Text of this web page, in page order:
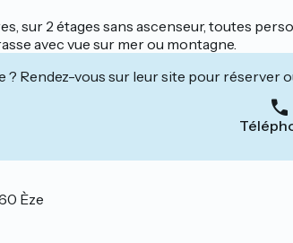
sur 2 étages sans ascenseur, toutes
avec vue sur mer ou montagne.
? Rendez-vous sur leur site pour réserver
Èze